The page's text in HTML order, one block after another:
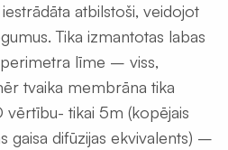
atbilstoši, veidojot
Tika izmantotas labas
līme – viss,
tvaika membrāna tika
vērtību- tikai 5m (kopējais
gaisa difūzijas ekvivalents) –